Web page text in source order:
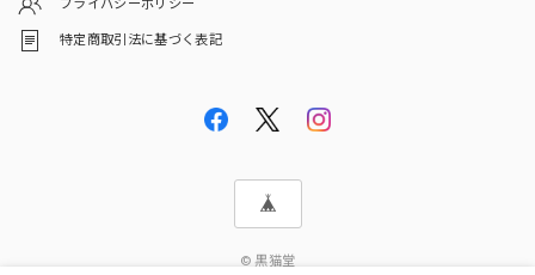
プライバシーポリシー
特定商取引法に基づく表記
© 黒猫堂